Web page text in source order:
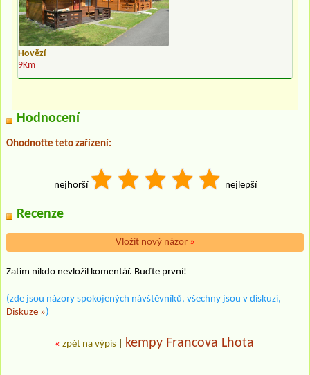
Hovězí
9Km
Hodnocení
Ohodnoťte teto zařízení:
nejhorší nejlepší
Recenze
Vložit nový názor »
Zatím nikdo nevložil komentář. Buďte první!
(zde jsou názory spokojených návštěvníků, všechny jsou v diskuzi,
Diskuze »)
« zpět na výpis kempy Francova Lhota